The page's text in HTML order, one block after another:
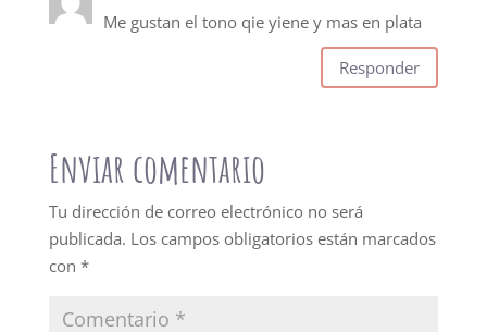
Me gustan el tono qie yiene y mas en plata
Responder
Enviar comentario
Tu dirección de correo electrónico no será
publicada. Los campos obligatorios están marcados
con *